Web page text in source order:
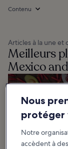
Contenu
Articles à la une et
Meilleurs
Mexico
Mexican
in Cancun
The best local
breakfasts and
infused soups. If...
Nous
protéger
Notre
accèdent à